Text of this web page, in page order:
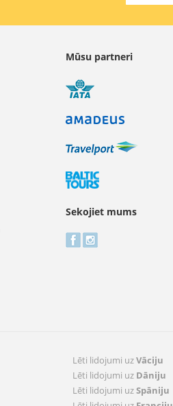
Mūsu partneri
Sekojiet mums
Lēti lidojumi uzVāciju
Lēti lidojumi uz Dāniju
Lēti lidojumi uzSpāniju